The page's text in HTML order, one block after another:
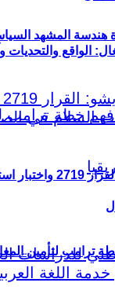
المشهد
ترامب لتأمين
الواقع والتحديات
متلازمة مقديشو: القرار